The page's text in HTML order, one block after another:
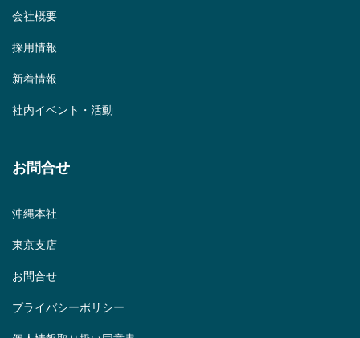
会社概要
採用情報
新着情報
社内イベント・活動
お問合せ
沖縄本社
東京支店
お問合せ
プライバシーポリシー